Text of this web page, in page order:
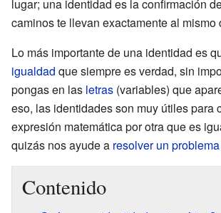
lugar; una identidad es la confirmación
caminos te llevan exactamente al mismo
Lo más importante de una identidad es
igualdad que siempre es verdad, sin
pongas en las letras (variables) que
eso, las identidades son muy útiles para
expresión matemática por otra que es
quizás nos ayude a resolver un problema
Contenido